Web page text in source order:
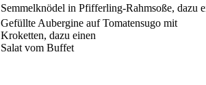
Semmelknödel in Pfifferling-Rahmsoße, dazu
Gefüllte Aubergine auf Tomatensugo mit
Kroketten, dazu einen
Salat vom Buffet